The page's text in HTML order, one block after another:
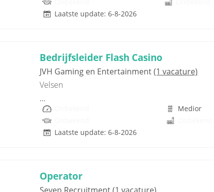
Laatste update: 6-8-2026
Bedrijfsleider Flash Casino
JVH Gaming en Entertainment(1 vacature)
Velsen
...
Medior
Laatste update: 6-8-2026
Operator